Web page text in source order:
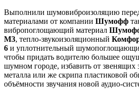
Выполнили шумовиброизоляцию
материалами от компании Шумофф
вибропоглощающий материал
М3, тепло-звукоизоляционный
6 и уплотнительный
чтобы придать водителю большее
шумном городе, избавить от звенящих
металла или же скрипа пластиковой
объёмности звучания новой аудио-